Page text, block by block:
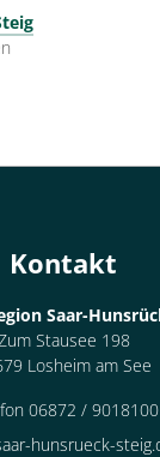
Kontakt
Saar-
Stausee 198
Losheim am See
06872 / 9018100
hunsrueck-